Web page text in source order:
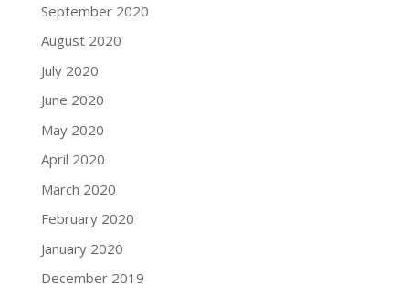
September 2020
August 2020
July 2020
June 2020
May 2020
April 2020
March 2020
February 2020
January 2020
December 2019